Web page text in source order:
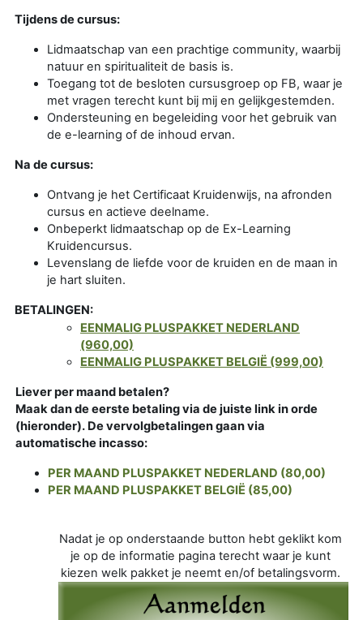
Tijdens de cursus:
Lidmaatschap van een prachtige community, waarbij
natuur en spiritualiteit de basis is.
Toegang tot de besloten cursusgroep op FB, waar je
met vragen terecht kunt bij mij en gelijkgestemden.
Ondersteuning en begeleiding voor het gebruik van
de e-learning of de inhoud ervan.
Na de cursus:
Ontvang je het Certificaat Kruidenwijs, na afronden
cursus en actieve deelname.
Onbeperkt lidmaatschap op de Ex-Learning
Kruidencursus.
Levenslang de liefde voor de kruiden en de maan in
je hart sluiten.
BETALINGEN:
EENMALIG PLUSPAKKET NEDERLAND
(960,00)
EENMALIG PLUSPAKKET BELGIË (999,00)
Liever per maand betalen?
Maak dan de eerste betaling via de juiste link in orde
(hieronder). De vervolgbetalingen gaan via
automatische incasso:
PER MAAND PLUSPAKKET NEDERLAND (80,00)
PER MAAND PLUSPAKKET BELGIË (85,00)
Nadat je op onderstaande button hebt geklikt kom
je op de informatie pagina terecht waar je kunt
kiezen welk pakket je neemt en/of betalingsvorm.